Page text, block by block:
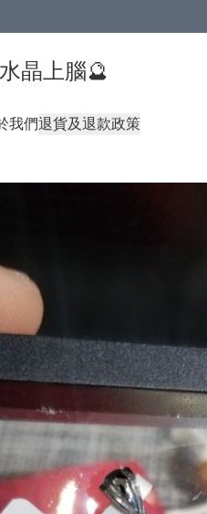
晶上腦🔮
我們退貨及退款政策